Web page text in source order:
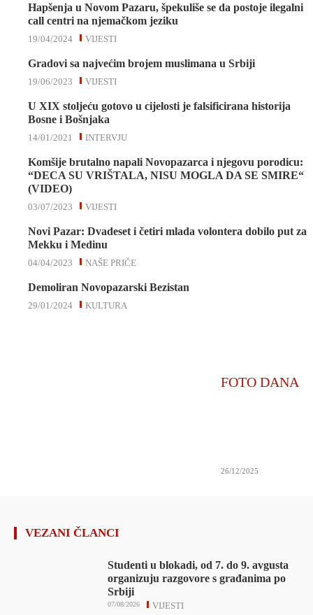
Hapšenja u Novom Pazaru, špekuliše se da postoje ilegalni
call centri na njemačkom jeziku
VIJESTI
19/04/2024
Gradovi sa najvećim brojem muslimana u Srbiji
VIJESTI
19/06/2023
U XIX stoljeću gotovo u cijelosti je falsificirana historija
Bosne i Bošnjaka
INTERVJU
14/01/2021
Komšije brutalno napali Novopazarca i njegovu porodicu:
“DECA SU VRIŠTALA, NISU MOGLA DA SE SMIRE“
(VIDEO)
VIJESTI
03/07/2023
Novi Pazar: Dvadeset i četiri mlada volontera dobilo put za
Mekku i Medinu
NAŠE PRIČE
04/04/2023
Demoliran Novopazarski Bezistan
KULTURA
29/01/2024
FOTO DANA
26/12/2025
VEZANI ČLANCI
Studenti u blokadi, od 7. do 9. avgusta
organizuju razgovore s građanima po
Srbiji
VIJESTI
07/08/2026